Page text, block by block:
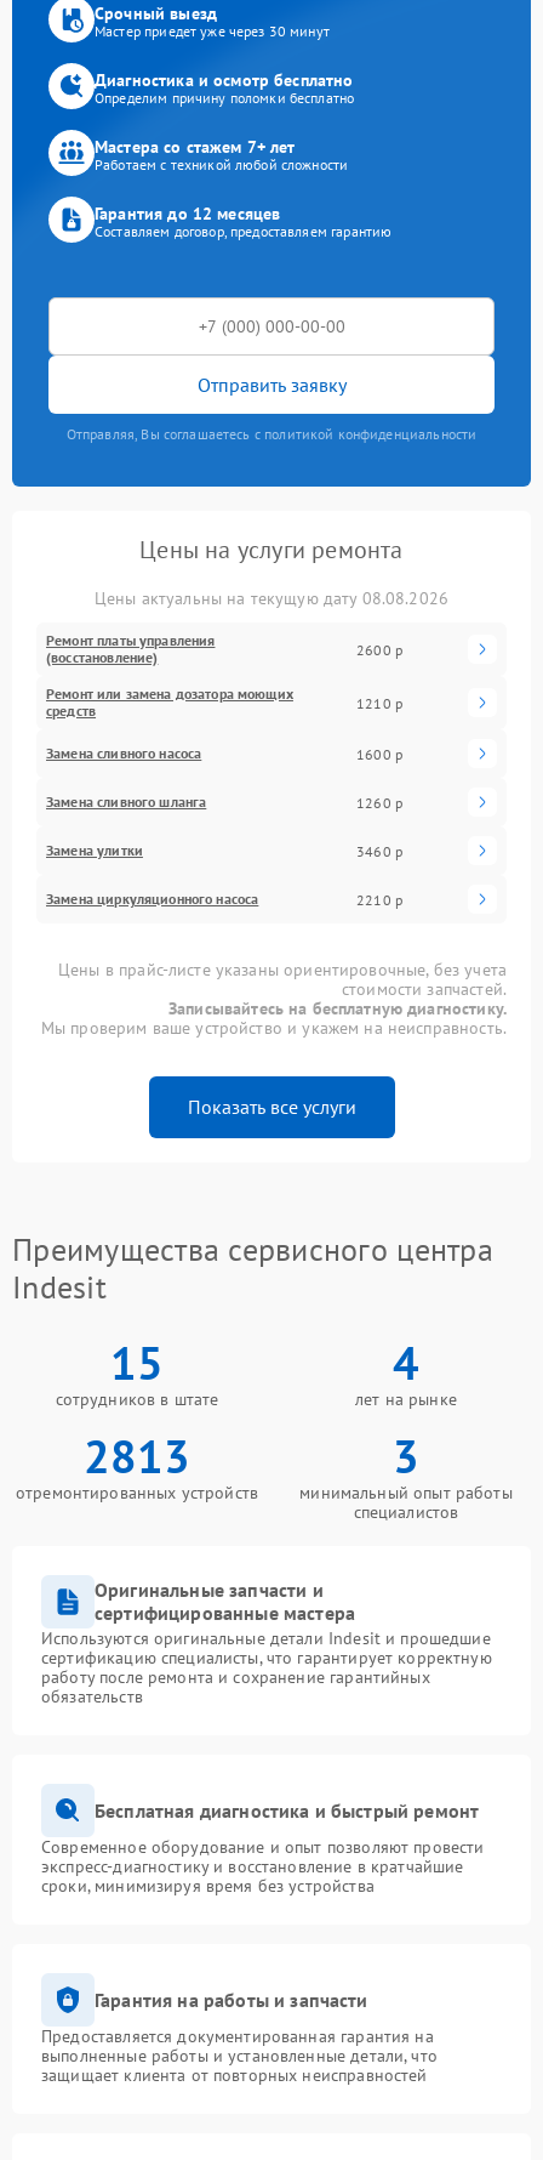
Срочный выезд
Мастер приедет уже через 30 минут
Диагностика и осмотр бесплатно
Определим причину поломки бесплатно
Мастера со стажем 7+ лет
Работаем с техникой любой сложности
Гарантия до 12 месяцев
Составляем договор, предоставляем гарантию
Отправить заявку
Отправляя, Вы соглашаетесь с политикой конфиденциальности
Цены на услуги ремонта
Цены актуальны на текущую дату 08.08.2026
Ремонт платы управления
(восстановление)
2600 р
Ремонт или замена дозатора моющих
средств
1210 р
Замена сливного насоса 1600 р
Замена сливного шланга 1260 р
Замена улитки 3460 р
Замена циркуляционного насоса 2210 р
Цены в прайс-листе указаны ориентировочные, без учета
стоимости запчастей.
Записывайтесь на бесплатную диагностику.
Мы проверим ваше устройство и укажем на неисправность.
Показать все услуги
Преимущества сервисного центра
Indesit
15
сотрудников в штате
4
лет на рынке
2813
отремонтированных устройств
3
минимальный опыт работы
специалистов
Оригинальные запчасти и
сертифицированные мастера
Используются оригинальные детали Indesit и прошедшие
сертификацию специалисты, что гарантирует корректную
работу после ремонта и сохранение гарантийных
обязательств
Бесплатная диагностика и быстрый ремонт
Современное оборудование и опыт позволяют провести
экспресс-диагностику и восстановление в кратчайшие
сроки, минимизируя время без устройства
Гарантия на работы и запчасти
Предоставляется документированная гарантия на
выполненные работы и установленные детали, что
защищает клиента от повторных неисправностей